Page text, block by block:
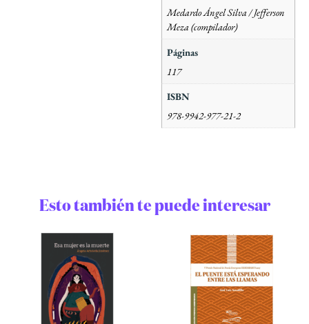
Medardo Ángel Silva / Jefferson
Meza (compilador)
Páginas
117
ISBN
978-9942-977-21-2
Esto también te puede interesar